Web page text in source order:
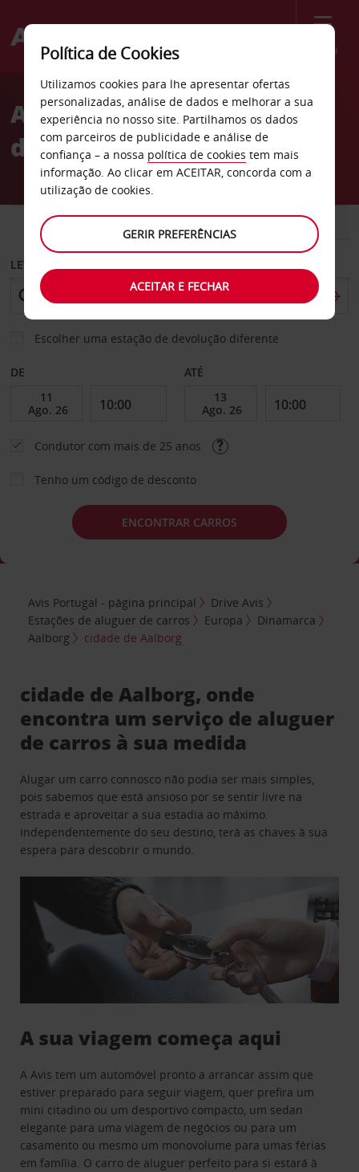
Menu
Welcome
AvisAluguer de carros cidade
de Aalborg
CARRO COMERCIAIS
LEVANTAR EM
Escolher uma estação de devolução diferente
DE ATÉ
Condutor com mais de 25 anos
Tenho um código de desconto
ENCONTRAR CARROS
Avis Portugal - página principal
Drive Avis
Estações de aluguer de carros
Europa
Dinamarca
Aalborg
cidade de Aalborg
cidade de Aalborg, onde
encontra um serviço de aluguer
de carros à sua medida
Alugar um carro connosco não podia ser mais simples,
pois sabemos que está ansioso por se sentir livre na
estrada e aproveitar a sua estadia ao máximo.
Independentemente do seu destino, terá as chaves à sua
espera para descobrir o mundo.
A sua viagem começa aqui
A Avis tem um automóvel pronto a arrancar assim que
estiver preparado para seguir viagem, quer prefira um
mini citadino ou um desportivo compacto, um sedan
elegante para uma viagem de negócios ou para um
casamento ou mesmo um monovolume para umas férias
em família. O carro de aluguer perfeito para si estará à
Política de Cookies
Utilizamos cookies para lhe apresentar ofertas
personalizadas, análise de dados e melhorar a sua
experiência no nosso site. Partilhamos os dados
com parceiros de publicidade e análise de
confiança – a nossa política de cookies tem mais
informação. Ao clicar em ACEITAR, concorda com a
utilização de cookies.
GERIR PREFERÊNCIAS
ACEITAR E FECHAR